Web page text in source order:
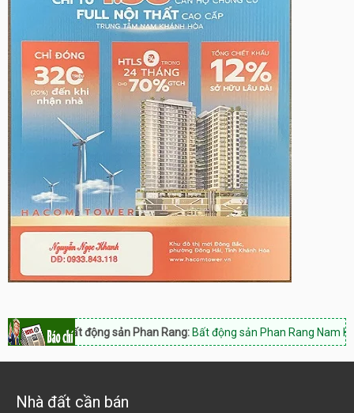
Bất động sản Phan Rang: Bất động sản Phan Rang Nam Khánh Hòa,
Nhà đất cần bán